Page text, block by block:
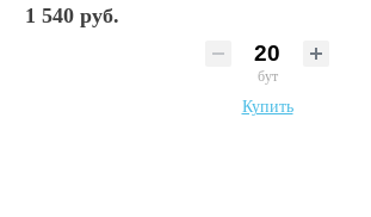
1 540 руб.
бут
Купить